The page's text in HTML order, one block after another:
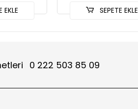
EKLE SEPETE EKLE
0 222 503 85 09